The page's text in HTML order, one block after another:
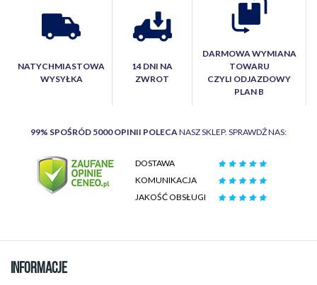
NATYCHMIASTOWA
WYSYŁKA
14 DNI NA
ZWROT
DARMOWA WYMIANA
TOWARU
CZYLI ODJAZDOWY
PLAN B
99% SPOŚRÓD 5000 OPINII POLECA NASZ SKLEP. SPRAWDŹ NAS:
DOSTAWA
KOMUNIKACJA
JAKOŚĆ OBSŁUGI
INFORMACJE